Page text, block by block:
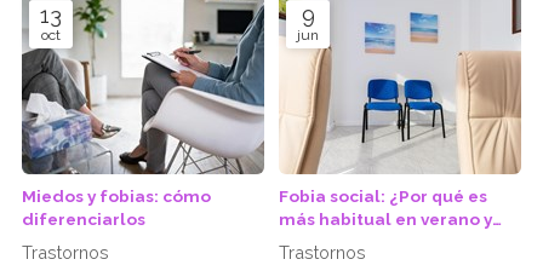
13
oct
Miedos y fobias: cómo
diferenciarlos
Trastornos
9
jun
Fobia social: ¿Por qué es
más habitual en verano y
cómo combatirla?
Trastornos